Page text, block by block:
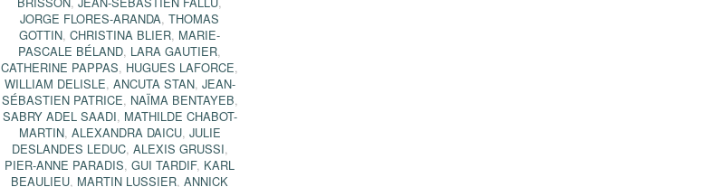
JORGE FLORES-ARANDA, THOMAS
GOTTIN, CHRISTINA BLIER, MARIE-
PASCALE BÉLAND, LARA GAUTIER,
CATHERINE PAPPAS, HUGUES LAFORCE,
WILLIAM DELISLE, ANCUTA STAN, JEAN-
SÉBASTIEN PATRICE, NAÏMA BENTAYEB,
SABRY ADEL SAADI, MATHILDE CHABOT-
MARTIN, ALEXANDRA DAICU, JULIE
DESLANDES LEDUC, ALEXIS GRUSSI,
PIER-ANNE PARADIS, GUI TARDIF, KARL
BEAULIEU, MARTIN LUSSIER, ANNICK